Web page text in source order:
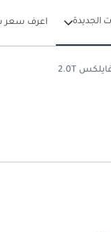
الجديدة اعرف سعر